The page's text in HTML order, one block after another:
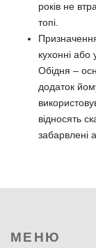
років не
топі.
кухонні або
Обідня –
додаток
відносять
забарвлені
МЕНЮ